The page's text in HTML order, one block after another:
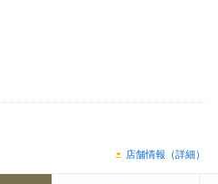
店舗情報（詳細）